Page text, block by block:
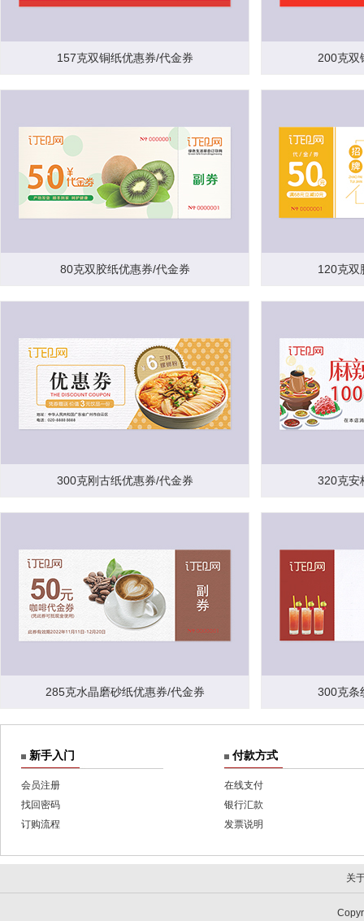
157克双铜纸优惠券/代金券 200克双
80克双胶纸优惠券/代金券 120克双
300克刚古纸优惠券/代金券 320克安
285克水晶磨砂纸优惠券/代金券 300克条
新手入门
会员注册
找回密码
订购流程
付款方式
在线支付
银行汇款
发票说明
关